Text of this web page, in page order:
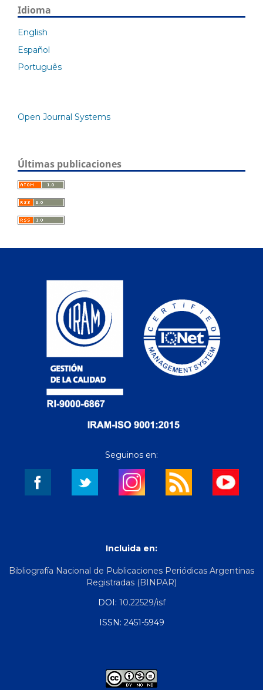
Idioma
English
Español
Português
Open Journal Systems
Últimas publicaciones
Seguinos en:
Incluida en:
Bibliografía Nacional de Publicaciones Periódicas Argentinas
Registradas (BINPAR)
DOI: 10.22529/isf
ISSN: 2451-5949